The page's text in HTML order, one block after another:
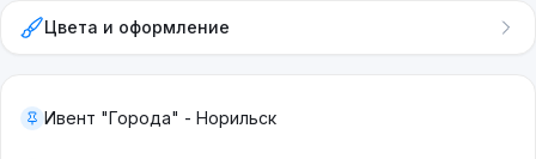
Цвета и оформление
Ивент "Города" - Норильск